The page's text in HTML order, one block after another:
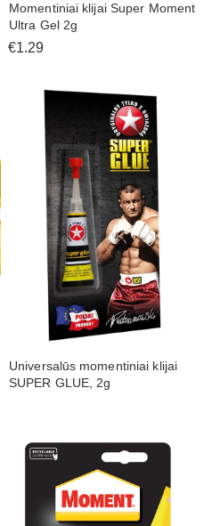
Momentiniai klijai Super Moment
Ultra Gel 2g
€1.29
Universalūs momentiniai klijai
SUPER GLUE, 2g